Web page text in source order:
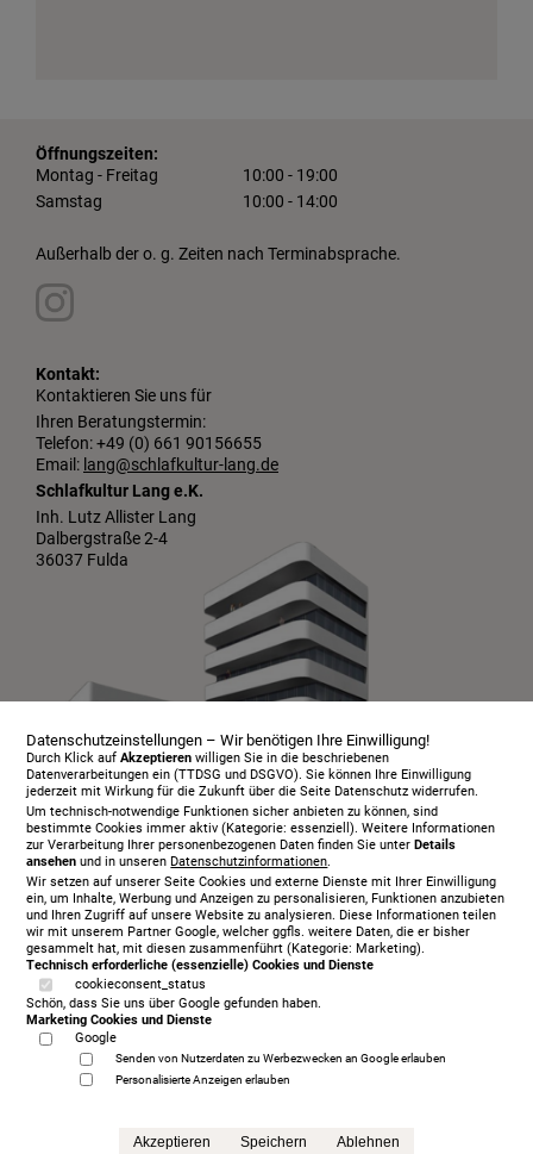
Öffnungszeiten:
Montag - Freitag
10:00 - 19:00
Samstag
10:00 - 14:00
Außerhalb der o. g. Zeiten nach Terminabsprache.
Kontakt:
Kontaktieren Sie uns für
Ihren Beratungstermin:
Telefon: +49 (0) 661 90156655
Email: lang@schlafkultur-lang.de
Schlafkultur Lang e.K.
Inh. Lutz Allister Lang
Dalbergstraße 2-4
36037 Fulda
Infopaket
Über uns
Serviceangebot
Öffnungszeiten
Beratungstermin
Probeschlafen
Kontakt
Datenschutzeinstellungen – Wir benötigen Ihre Einwilligung!
Durch Klick aufAkzeptieren willigen Sie in die beschriebenen
Datenverarbeitungen ein (TTDSG und DSGVO). Sie können Ihre Einwilligung
jederzeit mit Wirkung für die Zukunft über die Seite Datenschutz widerrufen.
Um technisch-notwendige Funktionen sicher anbieten zu können, sind
bestimmte Cookies immer aktiv (Kategorie: essenziell). Weitere Informationen
zur Verarbeitung Ihrer personenbezogenen Daten finden Sie unterDetails
ansehen und in unserenDatenschutzinformationen.
Wir setzen auf unserer Seite Cookies und externe Dienste mit Ihrer Einwilligung
ein, um Inhalte, Werbung und Anzeigen zu personalisieren, Funktionen anzubieten
und Ihren Zugriff auf unsere Website zu analysieren. Diese Informationen teilen
wir mit unserem Partner Google, welcher ggfls. weitere Daten, die er bisher
gesammelt hat, mit diesen zusammenführt (Kategorie: Marketing).
Technisch erforderliche (essenzielle) Cookies und Dienste
cookieconsent_status
Schön, dass Sie uns über Google gefunden haben.
Marketing Cookies und Dienste
Google
Senden von Nutzerdaten zu Werbezwecken an Google erlauben
Personalisierte Anzeigen erlauben
Akzeptieren Speichern Ablehnen